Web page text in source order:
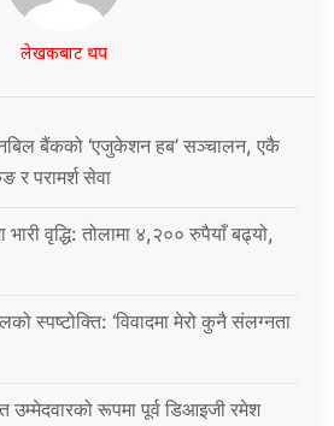
लेखकबाट थप
नबिल बैंकको ‘एजुकेशन हब’ सञ्चालन, एकै
र परामर्श सेवा
वृद्धि: तोलामा ४,२०० रुपैयाँ बढ्यो,
स्पष्टोक्ति: ‘विवादमा मेरो कुनै संलग्नता
उम्मेदवारको रूपमा पूर्व डिआइजी रमेश